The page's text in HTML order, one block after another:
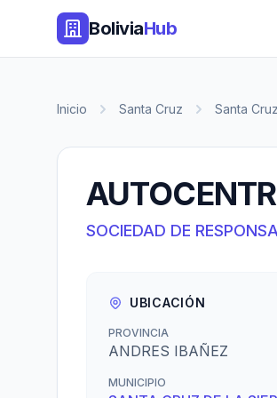
BoliviaHub
Inicio Santa Cruz Santa
SOCIEDAD DE
UBICACIÓN
PROVINCIA
ANDRES IBAÑEZ
MUNICIPIO